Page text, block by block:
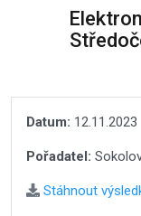
Datum: 12.11.2023
Pořadatel:
Stáhnout